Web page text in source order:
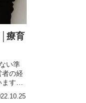
療育
い準
の経
す。